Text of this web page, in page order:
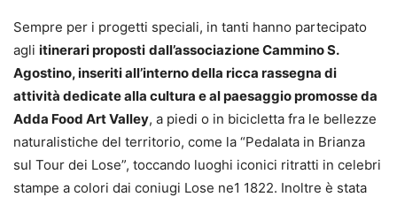
Sempre per i progetti speciali, in tanti hanno partecipato
agli itinerari proposti dall’associazione Cammino S.
Agostino, inseriti all’interno della ricca rassegna di
attività dedicate alla cultura e al paesaggio promosse da
Adda Food Art Valley, a piedi o in bicicletta fra le bellezze
naturalistiche del territorio, come la “Pedalata in Brianza
sul Tour dei Lose”, toccando luoghi iconici ritratti in celebri
stampe a colori dai coniugi Lose ne1 1822. Inoltre è stata